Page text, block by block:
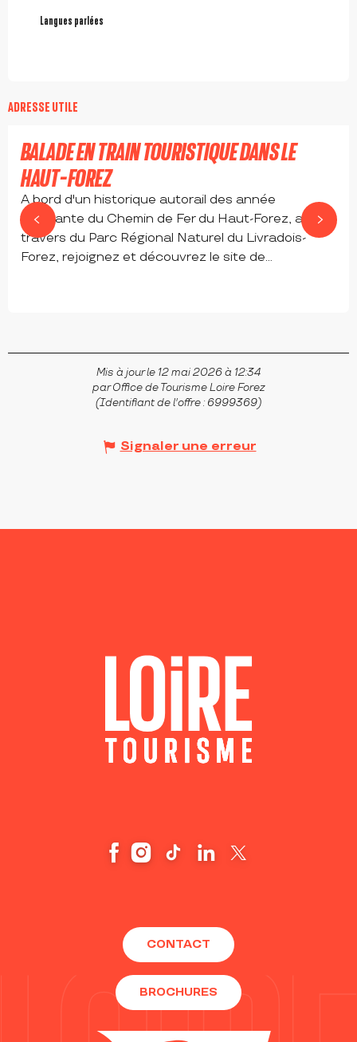
Langues parlées
Langues parlées
ADRESSE UTILE
8€
BALADE EN TRAIN TOURISTIQUE DANS LE
HAUT-FOREZ
A bord d'un historique autorail des année
cinquante du Chemin de Fer du Haut-Forez, au
travers du Parc Régional Naturel du Livradois-
Forez, rejoignez et découvrez le site de...
Réservable
Mis à jour le 12 mai 2026 à 12:34
par Office de Tourisme Loire Forez
(Identifiant de l'offre : 6999369)
Signaler une erreur
CONTACT
BROCHURES